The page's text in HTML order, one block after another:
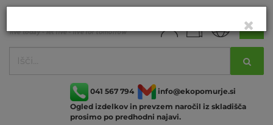
041 567 794
info@ekopomurje.si
Ogled izdelkov in prevzem naročil iz skladišča
prosimo po predhodni najavi.